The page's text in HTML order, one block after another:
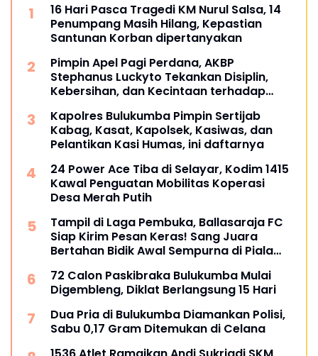
16 Hari Pasca Tragedi KM Nurul Salsa, 14
Penumpang Masih Hilang, Kepastian
Santunan Korban dipertanyakan
Pimpin Apel Pagi Perdana, AKBP
Stephanus Luckyto Tekankan Disiplin,
Kebersihan, dan Kecintaan terhadap
Kapolres Bulukumba Pimpin Sertijab
Kabag, Kasat, Kapolsek, Kasiwas, dan
Pelantikan Kasi Humas, ini daftarnya
24 Power Ace Tiba di Selayar, Kodim 1415
Kawal Penguatan Mobilitas Koperasi
Desa Merah Putih
Tampil di Laga Pembuka, Ballasaraja FC
Siap Kirim Pesan Keras! Sang Juara
Bertahan Bidik Awal Sempurna di Piala
72 Calon Paskibraka Bulukumba Mulai
Digembleng, Diklat Berlangsung 15 Hari
Dua Pria di Bulukumba Diamankan Polisi,
Sabu 0,17 Gram Ditemukan di Celana